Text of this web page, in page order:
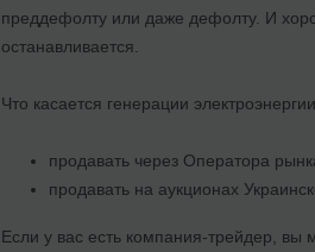
преддефолту или даже дефолту. И
останавливается.
Что касается генерации
продавать через Оператора
продавать на аукционах
Если у вас есть компания-трейдер,